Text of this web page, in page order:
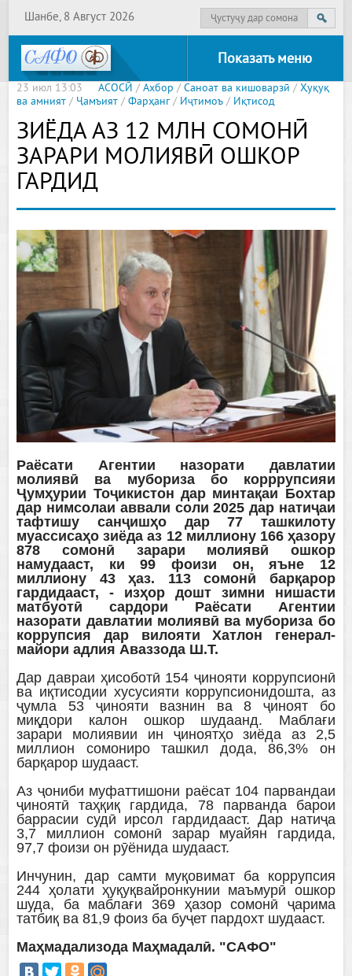
Шанбе, 8 Август 2026
Показать меню
23 июл 13:03 АСОСӢ /Ахбор /Саноат ва кишоварзӣ /Ҳуқуқ
ва амният / Ҷамъият /Фарҳанг/ Иҷтимоъ / Иқтисод
ЗИЁДА АЗ 12 МЛН СОМОНӢ
ЗАРАРИ МОЛИЯВӢ ОШКОР
ГАРДИД
Раёсати Агентии назорати давлатии
молиявӣ ва мубориза бо корррупсияи
Ҷумҳурии Тоҷикистон дар минтақаи Бохтар
дар нимсолаи аввали соли 2025 дар натиҷаи
тафтишу санҷишҳо дар 77 ташкилоту
муассисаҳо зиёда аз 12 миллиону 166 ҳазору
878 сомонӣ зарари молиявӣ ошкор
намудааст, ки 99 фоизи он, яъне 12
миллиону 43 ҳаз. 113 сомонӣ барқарор
гардидааст, - изҳор дошт зимни нишасти
матбуотӣ сардори Раёсати Агентии
назорати давлатии молиявӣ ва мубориза бо
коррупсия дар вилояти Хатлон генерал-
майори адлия Аваззода Ш.Т.
Дар давраи ҳисоботӣ 154 ҷинояти коррупсионӣ
ва иқтисодии хусусияти коррупсионидошта, аз
ҷумла 53 ҷинояти вазнин ва 8 ҷиноят бо
миқдори калон ошкор шудаанд. Маблағи
зарари молиявии ин ҷиноятҳо зиёда аз 2,5
миллион сомониро ташкил дода, 86,3% он
барқарор шудааст.
Аз ҷониби муфаттишони раёсат 104 парвандаи
ҷиноятӣ таҳқиқ гардида, 78 парванда барои
баррасии судӣ ирсол гардидааст. Дар натиҷа
3,7 миллион сомонӣ зарар муайян гардида,
97,7 фоизи он рӯёнида шудааст.
Инчунин, дар самти муқовимат ба коррупсия
244 ҳолати ҳуқуқвайронкунии маъмурӣ ошкор
шуда, ба маблағи 369 ҳазор сомонӣ ҷарима
татбиқ ва 81,9 фоиз ба буҷет пардохт шудааст.
Маҳмадализода Маҳмадалӣ. "САФО"